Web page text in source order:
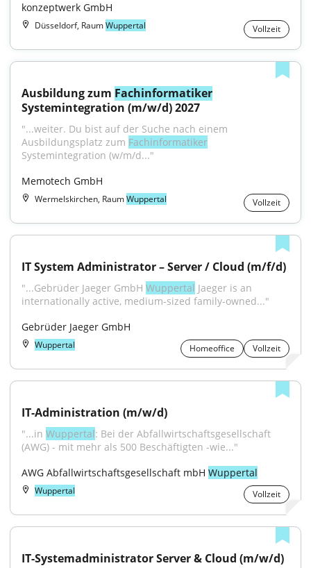
konzeptwerk GmbH
Düsseldorf, RaumWuppertal Vollzeit
Ausbildung zum Fachinformatiker
Systemintegration (m/w/d) 2027
"...weiter. Du bist auf der Suche nach einem
Ausbildungsplatz zum Fachinformatiker
Systemintegration (w/m/d..."
Memotech GmbH
Wermelskirchen, RaumWuppertal Vollzeit
IT System Administrator – Server / Cloud (m/f/d)
"...Gebrüder Jaeger GmbH Wuppertal Jaeger is an
internationally active, medium-sized family-owned..."
Gebrüder Jaeger GmbH
Wuppertal Homeoffice Vollzeit
IT-Administration (m/w/d)
"...in Wuppertal: Bei der Abfallwirtschaftsgesellschaft
(AWG) - mit mehr als 500 Beschäftigten -wie..."
AWG Abfallwirtschaftsgesellschaft mbH Wuppertal
Wuppertal Vollzeit
IT-Systemadministrator Server & Cloud (m/w/d)